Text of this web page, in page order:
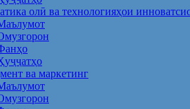
олӣ ва технологияҳои
ва маркетинг